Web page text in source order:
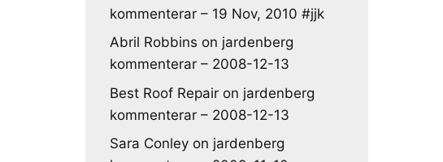
kommenterar – 19 Nov, 2010 #jjk
Abril Robbins on jardenberg
kommenterar – 2008-12-13
Best Roof Repair on jardenberg
kommenterar – 2008-12-13
Sara Conley on jardenberg